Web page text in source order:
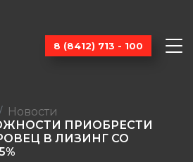
8 (8412) 713 - 100
Новости
ПРИОБРЕСТИ
В ЛИЗИНГ СО